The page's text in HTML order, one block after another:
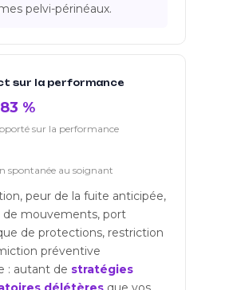
pelvi-périnéaux.
sur la performance
%
sur la performance
spontanée au soignant
peur de la fuite anticipée,
mouvements, port
de protections, restriction
préventive
: autant de stratégies